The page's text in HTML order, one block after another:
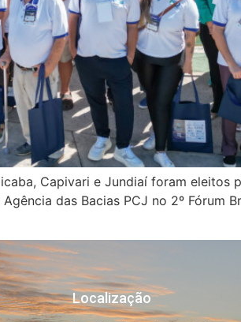
Capivari e Jundiaí foram eleitos
das Bacias PCJ no 2º Fórum
Localização